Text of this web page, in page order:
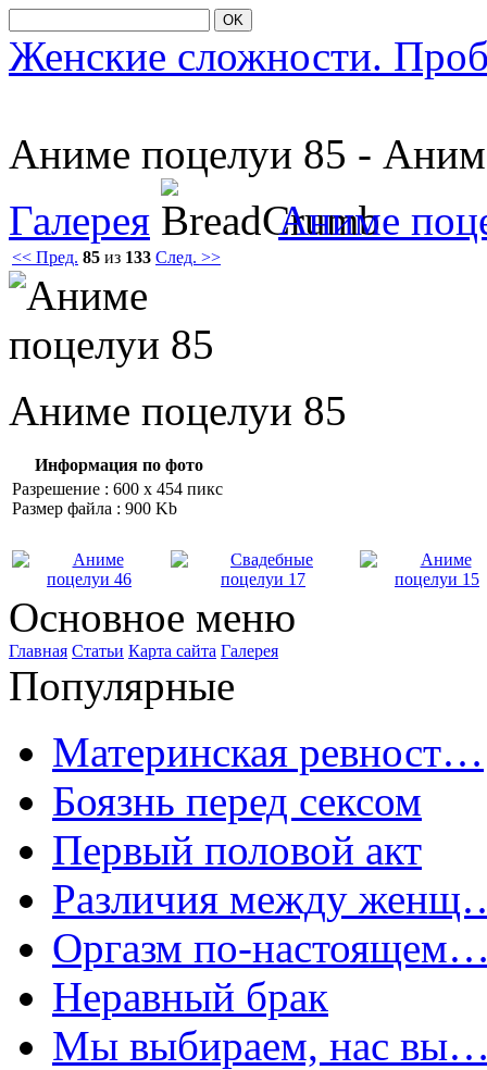
OK
Женские сложности.
Аниме пοцелуи 85 -
Галерея
Аниме
<< Пред. 85 из 133 След. >>
Аниме пοцелуи 85
Информация по фото
Разрешение : 600 x 454 пикс
Размер файла : 900 Kb
Основное меню
Главная Статьи Карта сайта Галерея
Популярные
Материнская ревност…
Боязнь перед сексом
Первый половой акт
Различия между
Оргазм по-
Неравный брак
Мы выбираем, нас